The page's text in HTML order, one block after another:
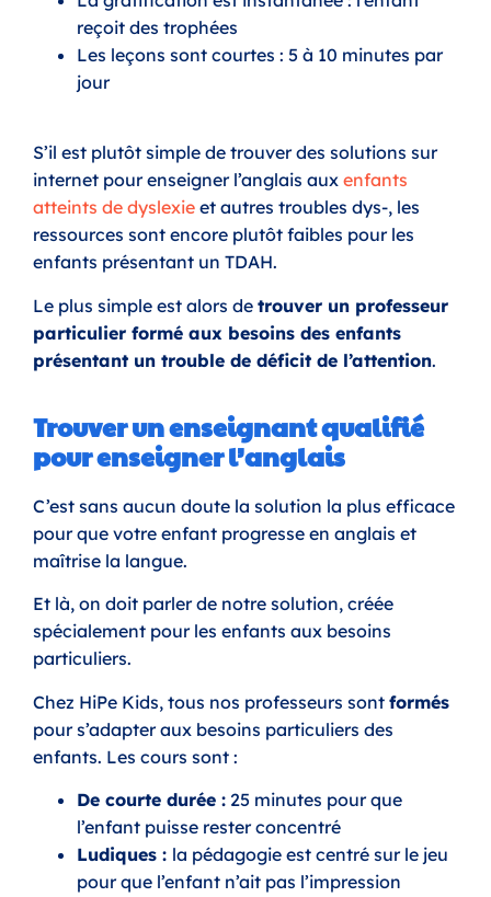
reçoit des trophées
Les leçons sont courtes : 5 à 10 minutes par
jour
S’il est plutôt simple de trouver des solutions sur
internet pour enseigner l’anglais aux enfants
atteints de dyslexie et autres troubles dys-, les
ressources sont encore plutôt faibles pour les
enfants présentant un TDAH.
Le plus simple est alors de trouver un professeur
particulier formé aux besoins des enfants
présentant un trouble de déficit de l’attention.
Trouver un enseignant qualifié
pour enseigner l’anglais
C’est sans aucun doute la solution la plus efficace
pour que votre enfant progresse en anglais et
maîtrise la langue.
Et là, on doit parler de notre solution, créée
spécialement pour les enfants aux besoins
particuliers.
Chez HiPe Kids, tous nos professeurs sont formés
pour s’adapter aux besoins particuliers des
enfants. Les cours sont :
De courte durée : 25 minutes pour que
l’enfant puisse rester concentré
Ludiques : la pédagogie est centré sur le jeu
pour que l’enfant n’ait pas l’impression